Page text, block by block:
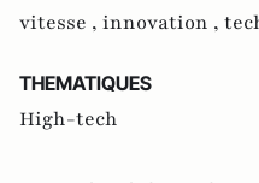
vitesse , innovation ,
THEMATIQUES
High-tech